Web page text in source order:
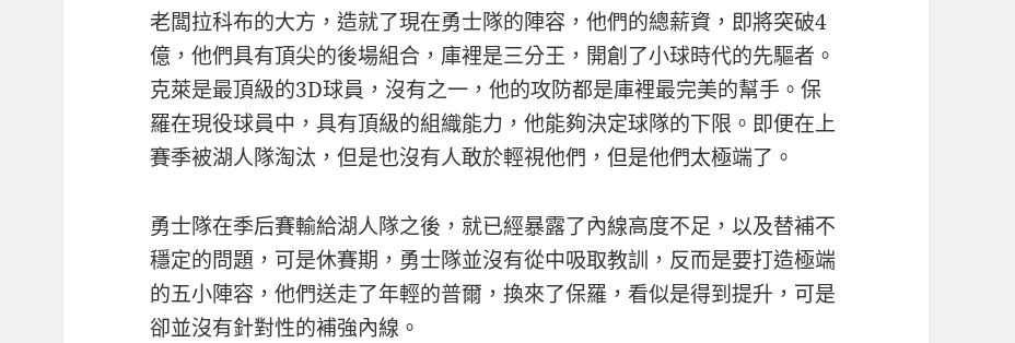
老闆拉科布的大方，造就了現在勇士隊的陣容，他們的總薪資，即將突破4
億，他們具有頂尖的後場組合，庫裡是三分王，開創了小球時代的先驅者。
克萊是最頂級的3D球員，沒有之一，他的攻防都是庫裡最完美的幫手。保
羅在現役球員中，具有頂級的組織能力，他能夠決定球隊的下限。即便在上
賽季被湖人隊淘汰，但是也沒有人敢於輕視他們，但是他們太極端了。
勇士隊在季后賽輸給湖人隊之後，就已經暴露了內線高度不足，以及替補不
穩定的問題，可是休賽期，勇士隊並沒有從中吸取教訓，反而是要打造極端
的五小陣容，他們送走了年輕的普爾，換來了保羅，看似是得到提升，可是
卻並沒有針對性的補強內線。